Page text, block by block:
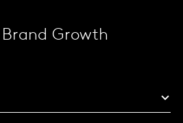
Brand Growth